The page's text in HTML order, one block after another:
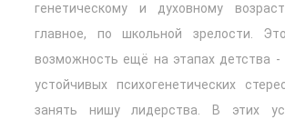
генетическому и духовному
главное, по школьной зрелости.
возможность ещё на этапах детства -
устойчивых психогенетических
занять нишу лидерства. В этих